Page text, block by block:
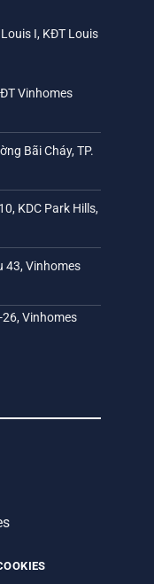
I, KĐT Louis
Vinhomes
Bãi Cháy, TP.
KDC Park Hills,
43, Vinhomes
Vinhomes